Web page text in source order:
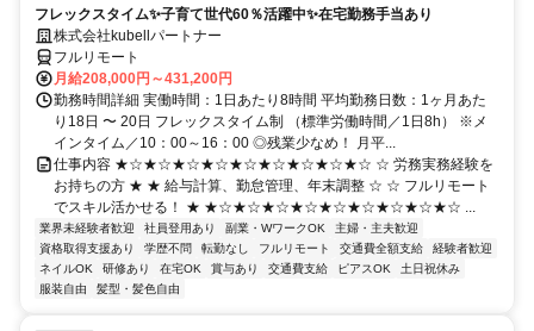
フレックスタイム✨子育て世代60％活躍中✨在宅勤務手当あり
株式会社kubellパートナー
フルリモート
月給208,000円～431,200円
勤務時間詳細 実働時間：1日あたり8時間 平均勤務日数：1ヶ月あた
り18日 〜 20日 フレックスタイム制 （標準労働時間／1日8h） ※メ
インタイム／10：00～16：00 ◎残業少なめ！ 月平...
仕事内容 ★☆★☆★☆★☆★☆★☆★☆★☆★☆ ☆ 労務実務経験を
お持ちの方 ★ ★ 給与計算、勤怠管理、年末調整 ☆ ☆ フルリモート
でスキル活かせる！ ★ ★☆★☆★☆★☆★☆★☆★☆★☆★☆ ...
業界未経験者歓迎 社員登用あり 副業・WワークOK
主婦・主夫歓迎
資格取得支援あり
学歴不問 転勤なし フルリモート 交通費全額支給
経験者歓迎
ネイルOK
研修あり 在宅OK 賞与あり 交通費支給 ピアスOK
土日祝休み
服装自由
髪型・髪色自由